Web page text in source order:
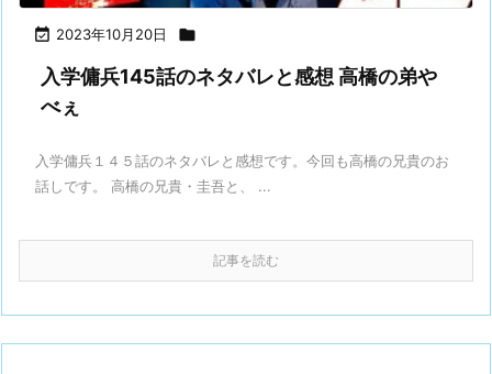
 2023年10月20日 
入学傭兵145話のネタバレと感想 高橋の弟や
べぇ
入学傭兵１４５話のネタバレと感想です。今回も高橋の兄貴のお
話しです。 高橋の兄貴・圭吾と、 ...
記事を読む